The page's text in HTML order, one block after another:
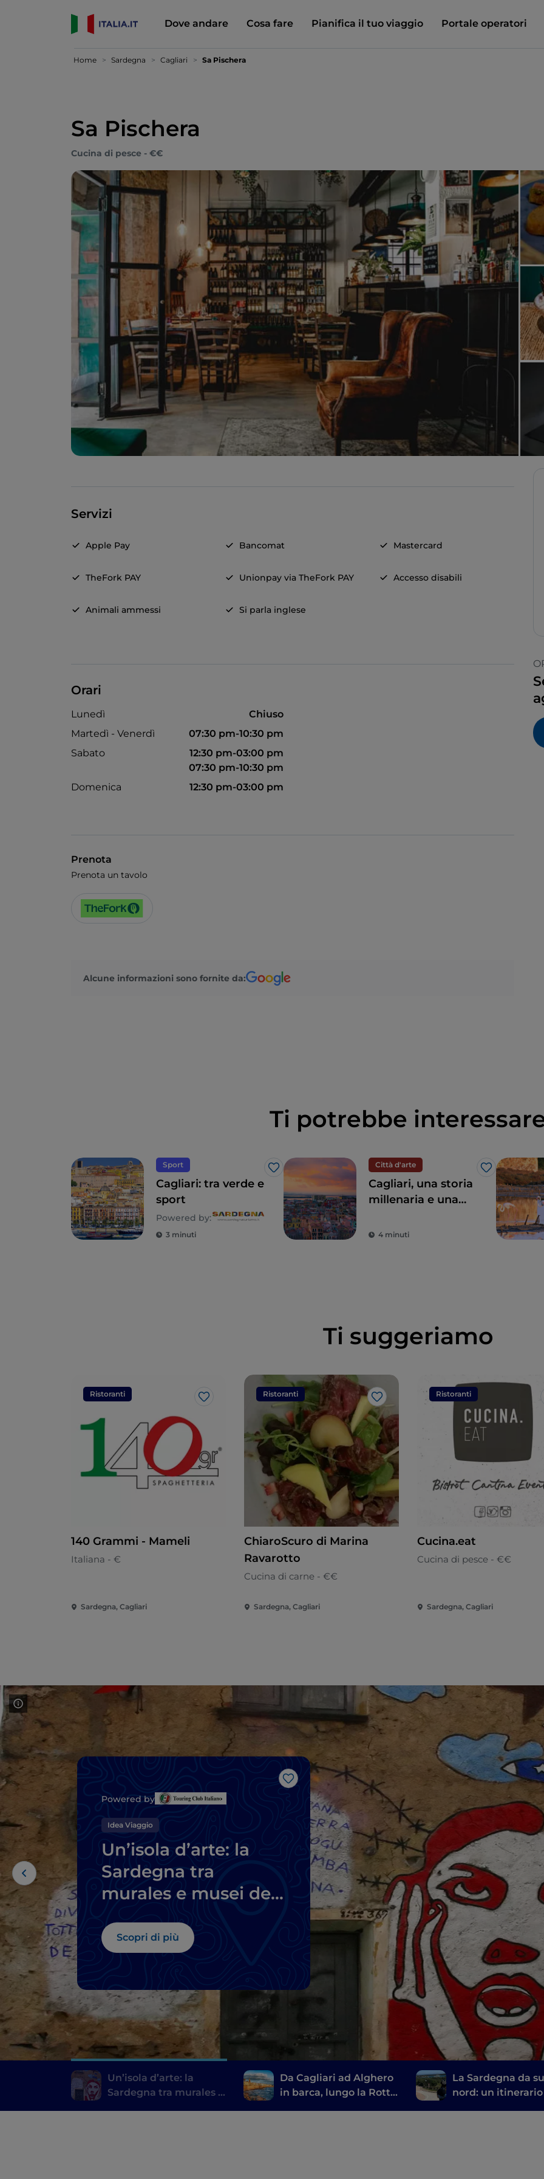
Dove andare Cosa fare Pianifica il tuo viaggio Portale operatori
Home Sardegna Cagliari Sa Pischera
Sa Pischera
Cucina di pesce - €€
Servizi
Apple Pay Bancomat Mastercard
TheFork PAY Unionpay via TheFork PAY Accesso disabili
Animali ammessi Si parla inglese
Orari
Lunedì
Chiuso
Martedì - Venerdì
07:30 pm-10:30 pm
Sabato
12:30 pm-03:00 pm
07:30 pm-10:30 pm
Domenica
12:30 pm-03:00 pm
Prenota
Prenota un tavolo
Alcune informazioni sono fornite da:
Ti potrebbe
Sport
Like
Cagliari: tra verde e
sport
Powered by:
3 minuti
Città d'arte
Like
Cagliari, una storia
millenaria e una
sorprende
4 minuti
Ti suggeriamo
Ristoranti
Like
140 Grammi - Mameli
Italiana - €
Sardegna, Cagliari
Ristoranti
Like
ChiaroScuro di Marina
Ravarotto
Cucina di carne - €€
Sardegna, Cagliari
Ristoranti
Cucina.eat
Cucina di pesce - €€
Sardegna, Cagliari
Like
Powered by
Idea Viaggio
Un’isola d’arte: la
Sardegna tra
murales e musei del
Scopri di più
Un’isola d’arte: la
Sardegna tra murales e
Da Cagliari ad Alghero
in barca, lungo la Rotta
La Sardegna da
nord: un